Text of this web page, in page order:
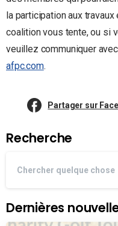
la participation aux
coalition vous tente, ou si
veuillez communiquer
afpc.com.
Partager sur
Recherche
Dernières